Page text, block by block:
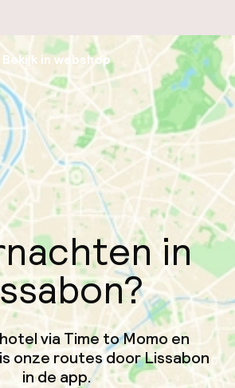
Bekijk in webshop
in
via Time to Momo en
onze routes door Lissabon
in de app.